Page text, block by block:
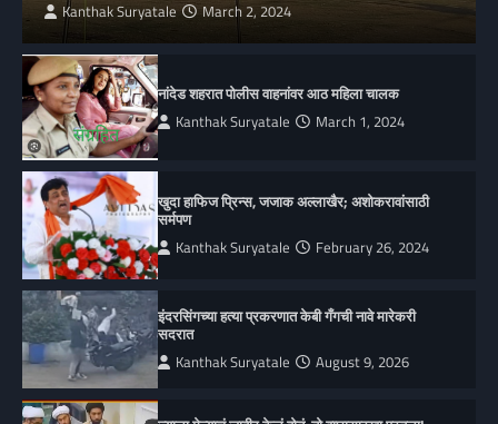
Kanthak Suryatale March 2, 2024
नांदेड शहरात पोलीस वाहनांवर आठ महिला चालक
Kanthak Suryatale March 1, 2024
खुदा हाफिज प्रिन्स, जजाक अल्लाखैर; अशोकरावांसाठी
सर्मपण
Kanthak Suryatale February 26, 2024
इंदरसिंगच्या हत्या प्रकरणात केबी गँगची नावे मारेकरी
सदरात
Kanthak Suryatale August 9, 2026